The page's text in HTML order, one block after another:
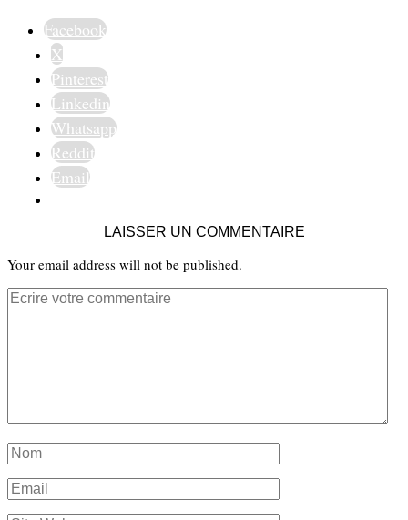
Facebook
X
Pinterest
Linkedin
Whatsapp
Reddit
Email
LAISSER UN COMMENTAIRE
Your email address will not be published.